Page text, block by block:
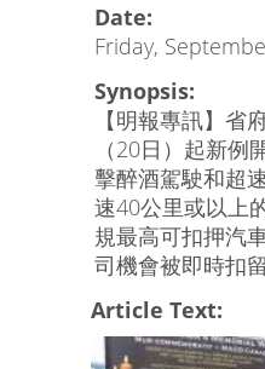
Date:
Friday,
Synopsis:
【明報專訊】省
（20日）起新
擊醉酒駕駛和超
速40公里或以上
規最高可扣押汽
司機會被即時扣
Article Text: